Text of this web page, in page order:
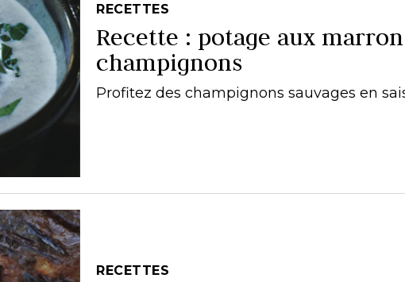
RECETTES
Recette : potage aux
champignons
Profitez des champignons sauvages en
RECETTES